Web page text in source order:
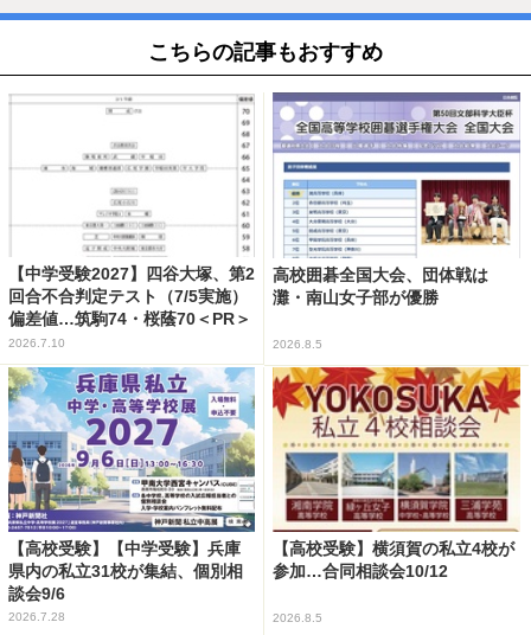
こちらの記事もおすすめ
【中学受験2027】四谷大塚、第2
回合不合判定テスト（7/5実施）
偏差値…筑駒74・桜蔭70＜PR＞
2026.7.10
高校囲碁全国大会、団体戦は
灘・南山女子部が優勝
2026.8.5
【高校受験】【中学受験】兵庫
県内の私立31校が集結、個別相
談会9/6
2026.7.28
【高校受験】横須賀の私立4校が
参加…合同相談会10/12
2026.8.5